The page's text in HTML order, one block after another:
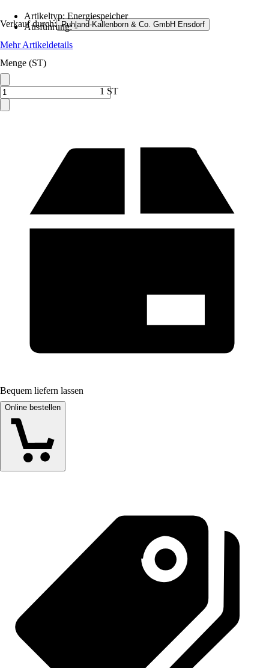
Verkauf durch: Ruhland-Kallenborn & Co. GmbH Ensdorf
Artikeltyp:Energiespeicher
Ausführung:-
Mehr Artikeldetails
Menge (ST)
1 ST
Bequem liefern lassen
Online bestellen